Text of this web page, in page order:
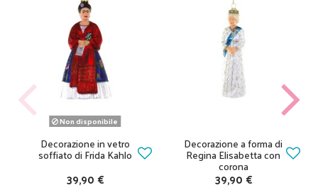
Non disponibile
Decorazione in vetro
soffiato di Frida Kahlo
39,90 €
Decorazione a forma di
Regina Elisabetta con
corona
39,90 €